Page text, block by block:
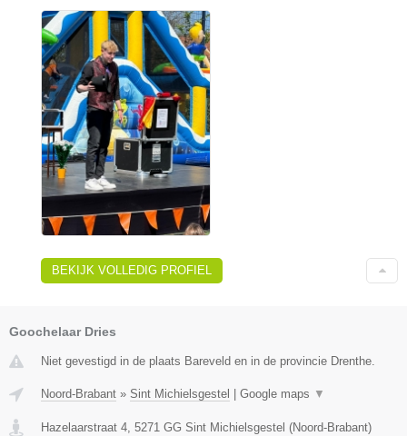
BEKIJK VOLLEDIG PROFIEL
Goochelaar Dries
Niet gevestigd in de plaats Bareveld en in de provincie Drenthe.
Noord-Brabant » Sint Michielsgestel Google maps ▼
Hazelaarstraat 4, 5271 GG Sint Michielsgestel (Noord-Brabant)